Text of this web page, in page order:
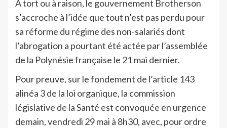
A tort ou à raison, le gouvernement Brotherson
s’accroche à l’idée que tout n’est pas perdu pour
sa réforme du régime des non-salariés dont
l’abrogation a pourtant été actée par l’assemblée
de la Polynésie française le 21 mai dernier.
Pour preuve, sur le fondement de l’article 143
alinéa 3 de la loi organique, la commission
législative de la Santé est convoquée en urgence
demain, vendredi 29 mai à 8h30, avec, pour ordre